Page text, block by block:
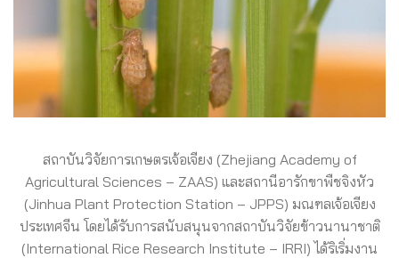
สถาบันวิจัยการเกษตรเจ้อเจียง (Zhejiang Academy of
Agricultural Sciences – ZAAS) และสถานีอารักขาพืชจิงหัว
(Jinhua Plant Protection Station – JPPS) มณฑลเจ้อเจียง
ประเทศจีน โดยได้รับการสนับสนุนจากสถาบันวิจัยข้าวนานาชาติ
(International Rice Research Institute – IRRI) ได้ริเริ่มงาน